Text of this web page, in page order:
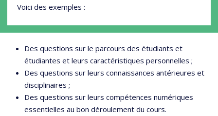
Voici des exemples :
Des questions sur le parcours des étudiants et
étudiantes et leurs caractéristiques personnelles ;
Des questions sur leurs connaissances antérieures et
disciplinaires ;
Des questions sur leurs compétences numériques
essentielles au bon déroulement du cours.